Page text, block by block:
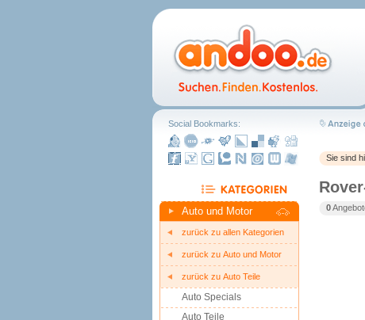
Sie sind
0
Social Bookmarks:
Auto und Motor
zurück zu allen Kategorien
zurück zu Auto und Motor
zurück zu Auto Teile
Auto Specials
Auto Teile